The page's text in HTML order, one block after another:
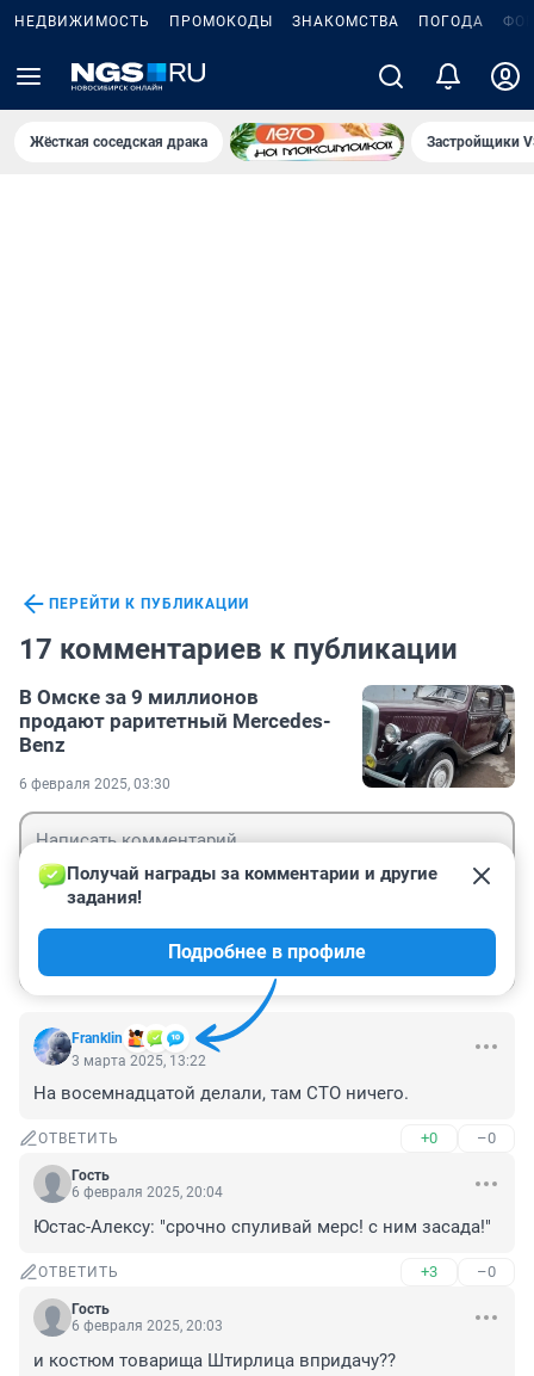
НЕДВИЖИМОСТЬ ПРОМОКОДЫ ЗНАКОМСТВА ПОГОДА
Жёсткая соседская драка Застройщики
ПЕРЕЙТИ К ПУБЛИКАЦИИ
17 комментариев к публикации
В Омске за 9 миллионов
продают раритетный Mercedes-
Benz
6 февраля 2025, 03:30
Franklin
Получай награды за комментарии и другие
задания!
Подробнее в профиле
3 марта 2025, 13:22
На восемнадцатой делали, там СТО ничего.
ОТВЕТИТЬ +0 –0
Гость
6 февраля 2025, 20:04
Юстас-Алексу: "срочно спуливай мерс! с ним засада!"
ОТВЕТИТЬ +3 –0
Гость
6 февраля 2025, 20:03
и костюм товарища Штирлица впридачу??